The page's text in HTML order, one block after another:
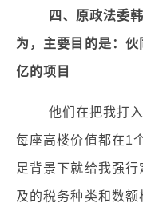
四、原政法委韩
为，主要目的是：
亿的项目
他们在把我打入
每座高楼价值都在1
足背景下就给我强
及的税务种类和数